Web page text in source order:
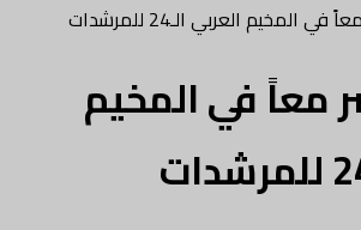
العربي الـ24 للمرشدات
معاً في المخيم